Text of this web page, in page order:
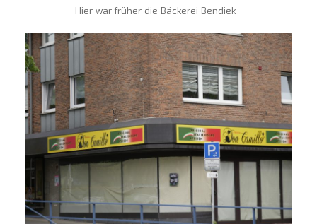
Hier war früher die Bäckerei Bendiek